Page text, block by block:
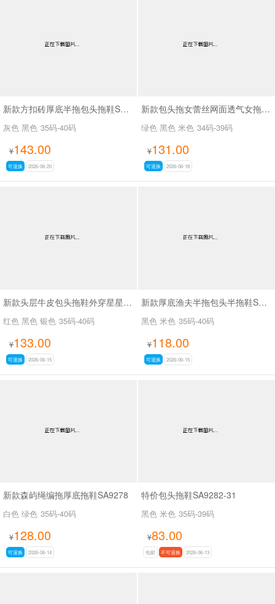
新款方扣砖厚底半拖包头拖鞋SA6113
灰色 黑色 35码-40码
¥143.00
可退换 2026-06-20
新款包头拖女蕾丝网面透气女拖鞋SA298-11
绿色 黑色 米色 34码-39码
¥131.00
可退换 2026-06-18
新款头层牛皮包头拖鞋外穿星星做旧脏脏鞋SA26019
红色 黑色 银色 35码-40码
¥133.00
可退换 2026-06-15
新款厚底渔夫半拖包头半拖鞋SA3709-2
黑色 米色 35码-40码
¥118.00
可退换 2026-06-15
新款森屿绳编拖厚底拖鞋SA9278
白色 绿色 35码-40码
¥128.00
可退换 2026-06-14
特价包头拖鞋SA9282-31
黑色 米色 35码-39码
¥83.00
包邮 不可退换 2026-06-13